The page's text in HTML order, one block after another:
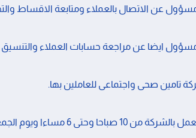
عن الاتصال بالعملاء ومتابعة الاقساط
ايضا عن مراجعة حسابات العملاء والتنسيق
تامين صحى واجتماعى للعاملين بها.
صباحا وحتى 6 مساءا ويوم الجمعة اجازة رسمية.